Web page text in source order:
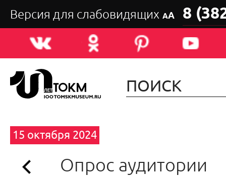
Версия для слабовидящих АА 8
15 октября 2024
Опрос аудитории